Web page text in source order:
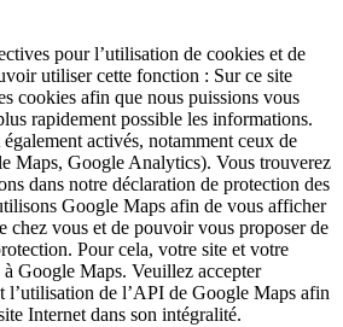
pour l’utilisation de cookies et de
utiliser cette fonction : Sur ce site
cookies afin que nous puissions vous
rapidement possible les informations.
activés, notamment ceux de
Maps, Google Analytics). Vous trouverez
dans notre déclaration de protection des
Google Maps afin de vous afficher
chez vous et de pouvoir vous proposer de
Pour cela, votre site et votre
à Google Maps. Veuillez accepter
l’utilisation de l’API de Google Maps afin
Internet dans son intégralité.